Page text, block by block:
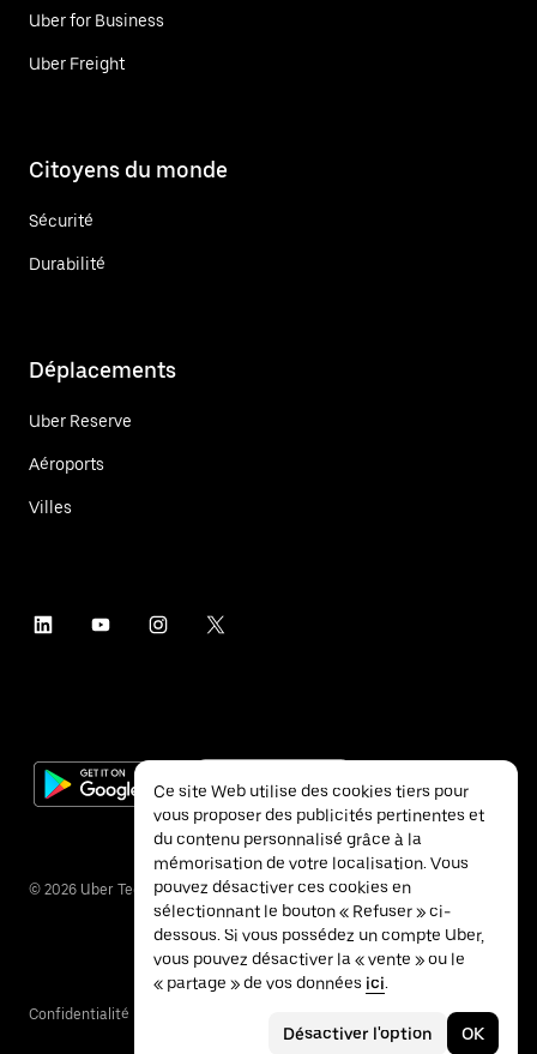
Uber for Business
Uber Freight
Citoyens du monde
Sécurité
Durabilité
Déplacements
Uber Reserve
Aéroports
Villes
© 2026 Uber Technologies Inc.
Confidentialité
Ce site Web utilise des cookies tiers pour
vous proposer des publicités pertinentes et
du contenu personnalisé grâce à la
mémorisation de votre localisation. Vous
pouvez désactiver ces cookies en
sélectionnant le bouton « Refuser » ci-
dessous. Si vous possédez un compte Uber,
vous pouvez désactiver la « vente » ou le
« partage » de vos données ici.
Désactiver l'option OK